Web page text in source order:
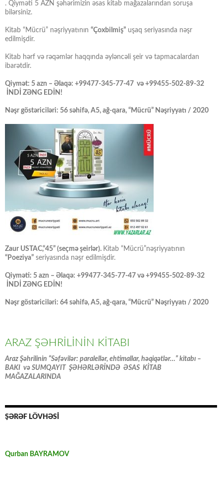
. Qiyməti 5 AZN şəhərimizin əsas kitab mağazalarından soruşa
bilərsiniz.
Kitab “Mücrü” nəşriyyatının “Çoxbilmiş” uşaq seriyasında nəşr
edilmişdir.
Kitab hərf və rəqəmlər haqqında əyləncəli şeir və tapmacalardan
ibarətdir.
Qiymət: 5 azn – Əlaqə: +99477-345-77-47 və +99455-502-89-32
İNDİ ZƏNG EDİN!
Nəşr göstəriciləri: 56 səhifə, A5, ağ-qara, “Mücrü” Nəşriyyatı / 2020
Zaur USTAC,“45” (seçmə şeirlər). Kitab “Mücrü”nəşriyyatının
“Poeziya” seriyasında nəşr edilmişdir.
Qiyməti: 5 azn – Əlaqə: +99477-345-77-47 və +99455-502-89-32
İNDİ ZƏNG EDİN!
Nəşr göstəriciləri: 64 səhifə, A5, ağ-qara, “Mücrü” Nəşriyyatı / 2020
ARAZ ŞƏHRİLİNİN KİTABI
Araz Şəhrilinin “Səfəvilər: paralellər, ehtimallar, həqiqətlər…” kitabı –
BAKI və SUMQAYIT ŞƏHƏRLƏRİNDƏ ƏSAS KİTAB
MAĞAZALARINDA
ŞƏRƏF LÖVHƏSİ
Qurban BAYRAMOV